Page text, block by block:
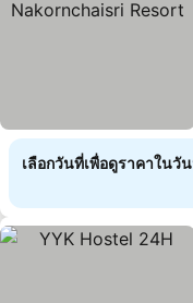
เลือกวันที่เพื่อดูราคาในวั